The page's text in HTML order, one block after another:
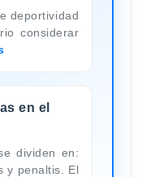
deportividad
considerar
en el
dividen en:
y penaltis. El